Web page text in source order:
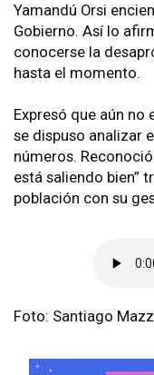
Yamandú Orsi
Gobierno. Así lo
conocerse la
hasta el momento.
Expresó que aún
se dispuso analizar
números.
está saliendo bien”
población con su
Foto: Santiago